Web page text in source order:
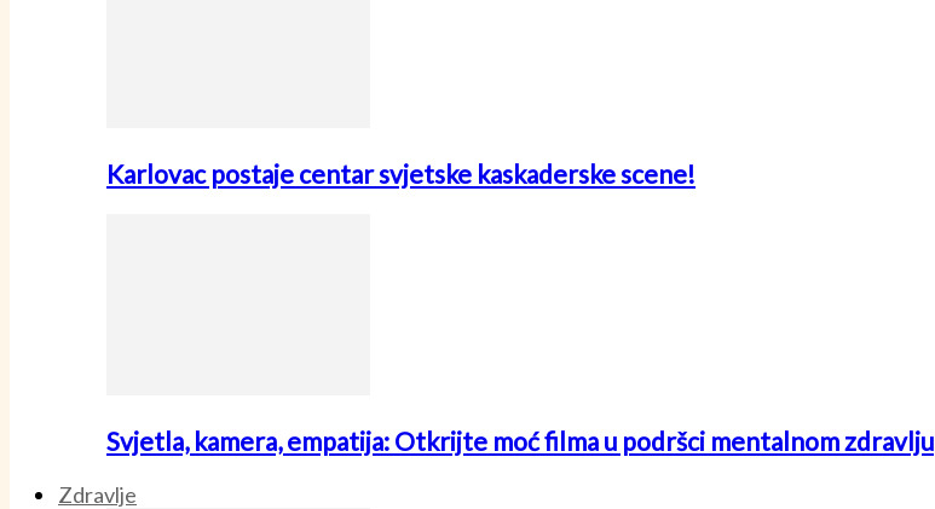
Karlovac postaje centar svjetske kaskaderske scene!
Svjetla, kamera, empatija: Otkrijte moć filma u podršci mentalnom zdravlju
Zdravlje